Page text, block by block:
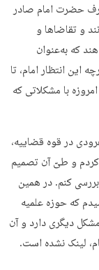
حضرت امام صادر
و تقاضاها و
که به‌عنوان
این انتظار امام، تا
با مشکلاتی که
در قوه قضاییه،
کردم و طیّ آن تصمیم
کنم. در همین
که حوزه علمیه
دیگری دارد و آن
لینک نشده است.